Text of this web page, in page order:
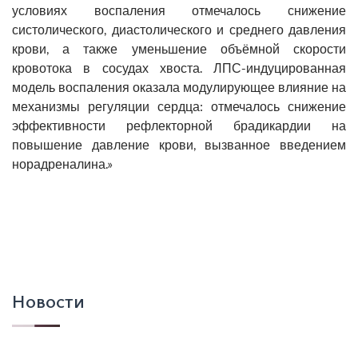
условиях воспаления отмечалось снижение
систолического, диастолического и среднего давления
крови, а также уменьшение объёмной скорости
кровотока в сосудах хвоста. ЛПС-индуцированная
модель воспаления оказала модулирующее влияние на
механизмы регуляции сердца: отмечалось снижение
эффективности рефлекторной брадикардии на
повышение давление крови, вызванное введением
норадреналина.»
Новости